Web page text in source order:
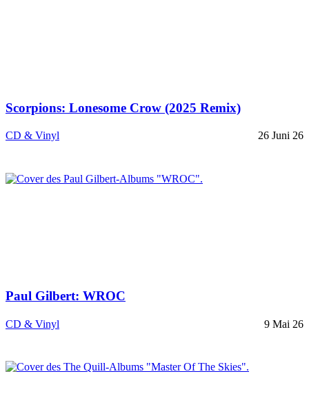
Scorpions: Lonesome Crow (2025 Remix)
CD & Vinyl 26 Juni 26
Paul Gilbert: WROC
CD & Vinyl 9 Mai 26